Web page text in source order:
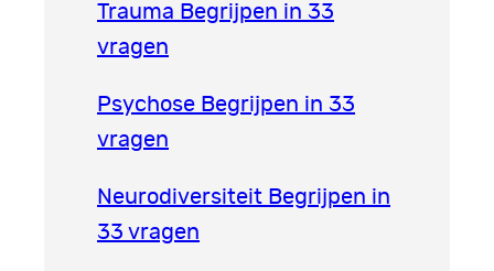
Trauma Begrijpen in 33
vragen
Psychose Begrijpen in 33
vragen
Neurodiversiteit Begrijpen in
33 vragen